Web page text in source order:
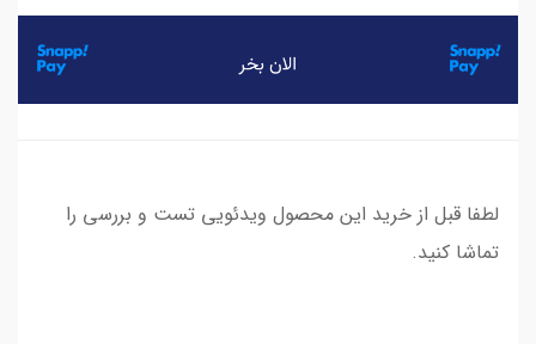
لطفا قبل از خرید این محصول ویدئویی تست و بررسی را
تماشا کنید.